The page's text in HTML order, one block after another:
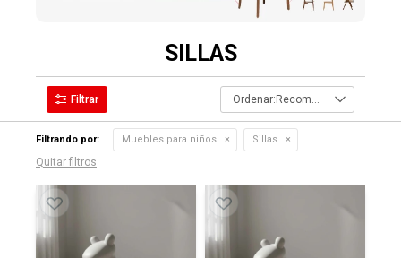
SILLAS
Recomendados
Filtrando por: Muebles para niños Sillas
Quitar filtros